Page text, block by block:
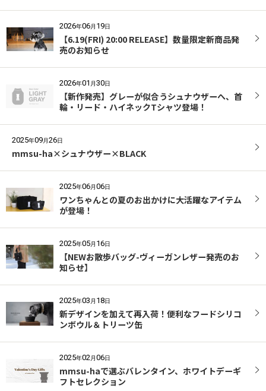
2026年06月 19日
【6.19(FRI) 20:00 RELEASE】数量限定新商品発
売のお知らせ
2026年01 月30日
【新作発売】グレーが似合うシュナウザーへ、首
輪・リード・ハイネックTシャツ登場！
2025年09月26日
mmsu-ha×シュナウザー×BLACK
2025年06月06日
ワンちゃんとの夏のお出かけに大活躍なアイテム
が登場！
2025年05月 16日
【NEWお散歩バッグ-ヴィーガンレザー発売のお
知らせ】
2025年03月 18日
新デザインを加えて再入荷！便利なフードシリコ
ンボウル＆トリーツ缶
2025年02月06日
mmsu-haで選ぶバレンタイン、ホワイトデーギ
フトセレクション